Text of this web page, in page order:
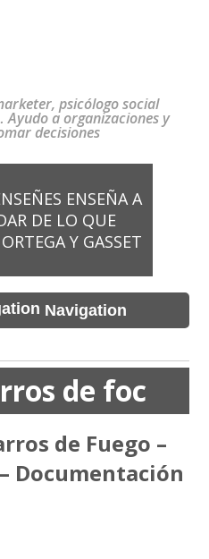
psicólogo social
a organizaciones y
decisiones
ENSEÑA A
DE LO QUE
Y GASSET
Navigation
de foc
de Fuego –
Documentación